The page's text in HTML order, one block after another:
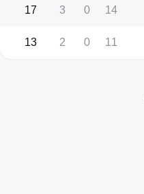
14
0
3
17
11
0
2
13